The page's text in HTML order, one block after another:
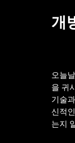
개
오늘
을 귀
기술
신적
는지